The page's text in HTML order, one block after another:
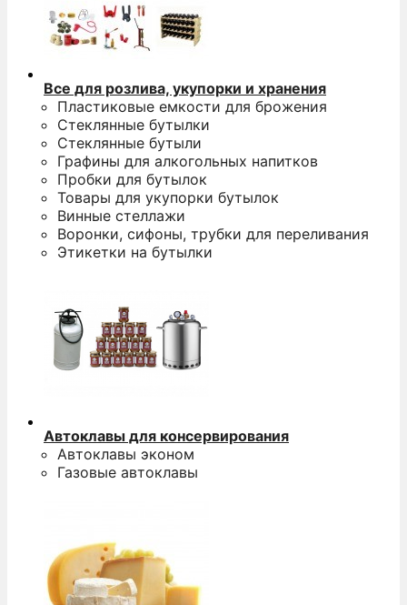
Все для розлива, укупорки и хранения
Пластиковые емкости для брожения
Стеклянные бутылки
Стеклянные бутыли
Графины для алкогольных напитков
Пробки для бутылок
Товары для укупорки бутылок
Винные стеллажи
Воронки, сифоны, трубки для переливания
Этикетки на бутылки
Автоклавы для консервирования
Автоклавы эконом
Газовые автоклавы